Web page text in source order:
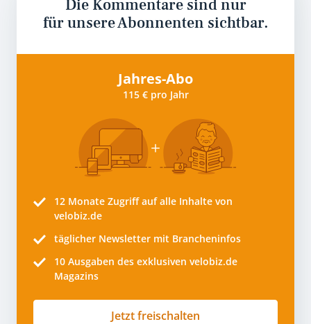
Die Kommentare sind nur
für unsere Abonnenten sichtbar.
Jahres-Abo
115 € pro Jahr
12 Monate Zugriff auf alle Inhalte von
velobiz.de
täglicher Newsletter mit Brancheninfos
10 Ausgaben des exklusiven velobiz.de
Magazins
Jetzt freischalten